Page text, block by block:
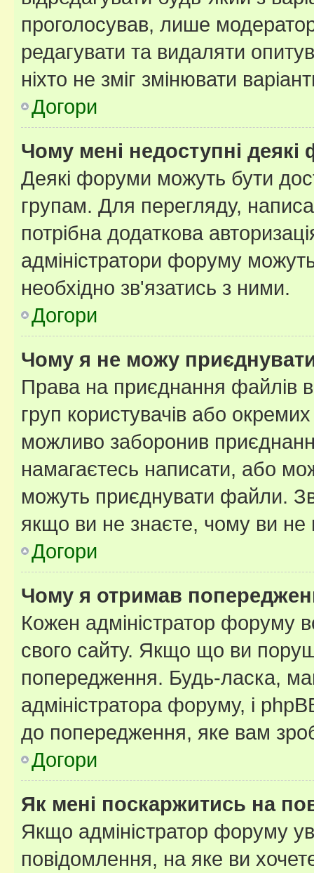
проголосував, лише
редагувати та видаляти
ніхто не зміг змінювати
Догори
Чому мені недоступні
Деякі форуми можуть бути
групам. Для перегляду,
потрібна додаткова
адміністратори форуму
необхідно зв'язатись з ними.
Догори
Чому я не можу
Права на приєднання файлів
груп користувачів або
можливо заборонив
намагаєтесь написати, або
можуть приєднувати файли.
якщо ви не знаєте, чому ви
Догори
Чому я отримав
Кожен адміністратор форуму
свого сайту. Якщо що ви
попередження. Будь-ласка,
адміністратора форуму, і
до попередження, яке вам
Догори
Як мені поскаржитись на
Якщо адміністратор форуму
повідомлення, на яке ви